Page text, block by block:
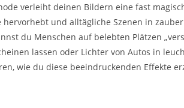
verleiht deinen Bildern eine fast
hervorhebt und alltägliche Szenen in
du Menschen auf belebten Plätzen
lassen oder Lichter von Autos in
wie du diese beeindruckenden Effekte